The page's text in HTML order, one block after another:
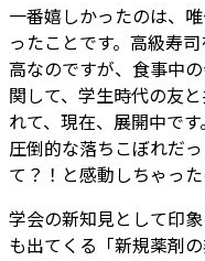
一番嬉しかったのは、
ったことです。高級寿
高なのですが、食事中
関して、学生時代の友
れて、現在、展開中です。
圧倒的な落ちこぼれだ
て？！と感動しちゃった
学会の新知見として印
も出てくる「新規薬剤